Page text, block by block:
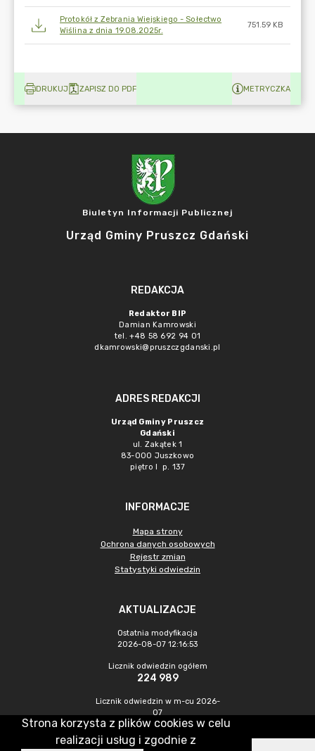
Protokół z Zebrania Wiejskiego - Sołectwo
Wiślina z dnia 19.08.2025r.
751.59 KB
DRUKUJ ZAPISZ DO PDF METRYCZKA
Biuletyn Informacji Publicznej
Urząd Gminy Pruszcz Gdański
REDAKCJA
Redaktor BIP
Damian Kamrowski
tel. +48 58 692 94 01
dkamrowski@pruszczgdanski.pl
ADRES REDAKCJI
Urząd Gminy Pruszcz
Gdański
ul. Zakątek 1
83-000 Juszkowo
piętro I p. 137
INFORMACJE
Mapa strony
Ochrona danych osobowych
Rejestr zmian
Statystyki odwiedzin
AKTUALIZACJE
Ostatnia modyfikacja
2026-08-07 12:16:53
Licznik odwiedzin ogółem
224 989
Licznik odwiedzin w m-cu 2026-
07
1 142
Strona korzysta z plików cookies w celu
realizacji usług i zgodnie z